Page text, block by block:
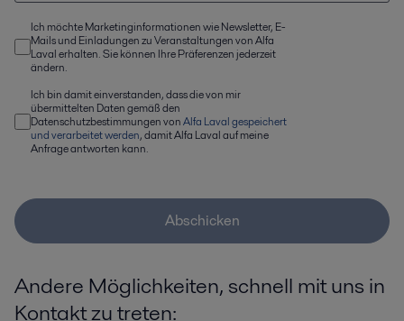
Ich möchte Marketinginformationen wie Newsletter, E-
Mails und Einladungen zu Veranstaltungen von Alfa
Laval erhalten. Sie können Ihre Präferenzen jederzeit
ändern.
Ich bin damit einverstanden, dass die von mir
übermittelten Daten gemäß den
Datenschutzbestimmungen vonAlfa Laval gespeichert
und verarbeitet werden, damit Alfa Laval auf meine
Anfrage antworten kann.
Abschicken
Andere Möglichkeiten, schnell mit uns in
Kontakt zu treten: